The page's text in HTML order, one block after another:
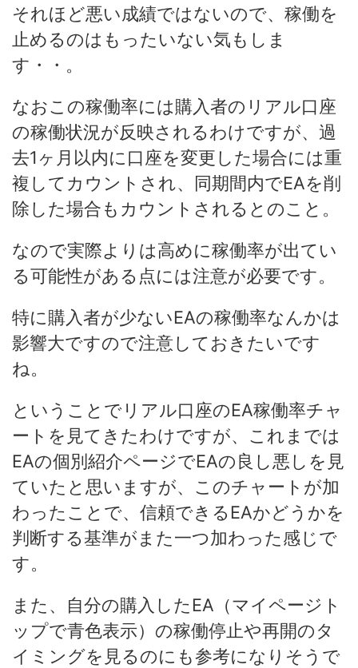
それほど悪い成績ではないので、稼働を
止めるのはもったいない気もしま
す・・。
なおこの稼働率には購入者のリアル口座
の稼働状況が反映されるわけですが、過
去1ヶ月以内に口座を変更した場合には重
複してカウントされ、同期間内でEAを削
除した場合もカウントされるとのこと。
なので実際よりは高めに稼働率が出てい
る可能性がある点には注意が必要です。
特に購入者が少ないEAの稼働率なんかは
影響大ですので注意しておきたいです
ね。
ということでリアル口座のEA稼働率チャ
ートを見てきたわけですが、これまでは
EAの個別紹介ページでEAの良し悪しを見
ていたと思いますが、このチャートが加
わったことで、信頼できるEAかどうかを
判断する基準がまた一つ加わった感じで
す。
また、自分の購入したEA（マイページト
ップで青色表示）の稼働停止や再開のタ
イミングを見るのにも参考になりそうで